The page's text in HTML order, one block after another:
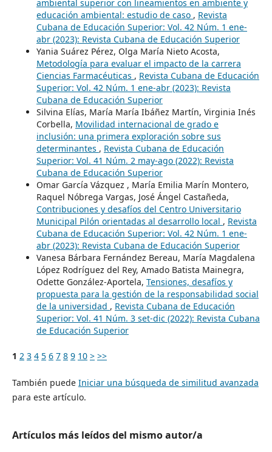
ambiental superior con lineamientos en ambiente y
educación ambiental: estudio de caso , Revista
Cubana de Educación Superior: Vol. 42 Núm. 1 ene-
abr (2023): Revista Cubana de Educación Superior
Yania Suárez Pérez, Olga María Nieto Acosta,
Metodología para evaluar el impacto de la carrera
Ciencias Farmacéuticas , Revista Cubana de Educación
Superior: Vol. 42 Núm. 1 ene-abr (2023): Revista
Cubana de Educación Superior
Silvina Elías, María María Ibáñez Martín, Virginia Inés
Corbella, Movilidad internacional de grado e
inclusión: una primera exploración sobre sus
determinantes , Revista Cubana de Educación
Superior: Vol. 41 Núm. 2 may-ago (2022): Revista
Cubana de Educación Superior
Omar García Vázquez , María Emilia Marín Montero,
Raquel Nóbrega Vargas, José Ángel Castañeda,
Contribuciones y desafíos del Centro Universitario
Municipal Pilón orientadas al desarrollo local , Revista
Cubana de Educación Superior: Vol. 42 Núm. 1 ene-
abr (2023): Revista Cubana de Educación Superior
Vanesa Bárbara Fernández Bereau, María Magdalena
López Rodríguez del Rey, Amado Batista Mainegra,
Odette González-Aportela, Tensiones, desafíos y
propuesta para la gestión de la responsabilidad social
de la universidad , Revista Cubana de Educación
Superior: Vol. 41 Núm. 3 set-dic (2022): Revista Cubana
de Educación Superior
1 2 3 4 5 6 7 8 9 10 > >>
También puede Iniciar una búsqueda de similitud avanzada
para este artículo.
Artículos más leídos del mismo autor/a